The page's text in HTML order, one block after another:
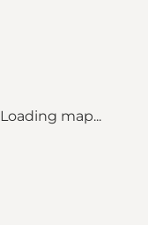
Loading map...